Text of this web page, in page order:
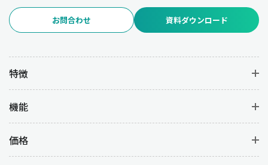
お問合わせ 資料ダウンロード
特徴
機能
価格